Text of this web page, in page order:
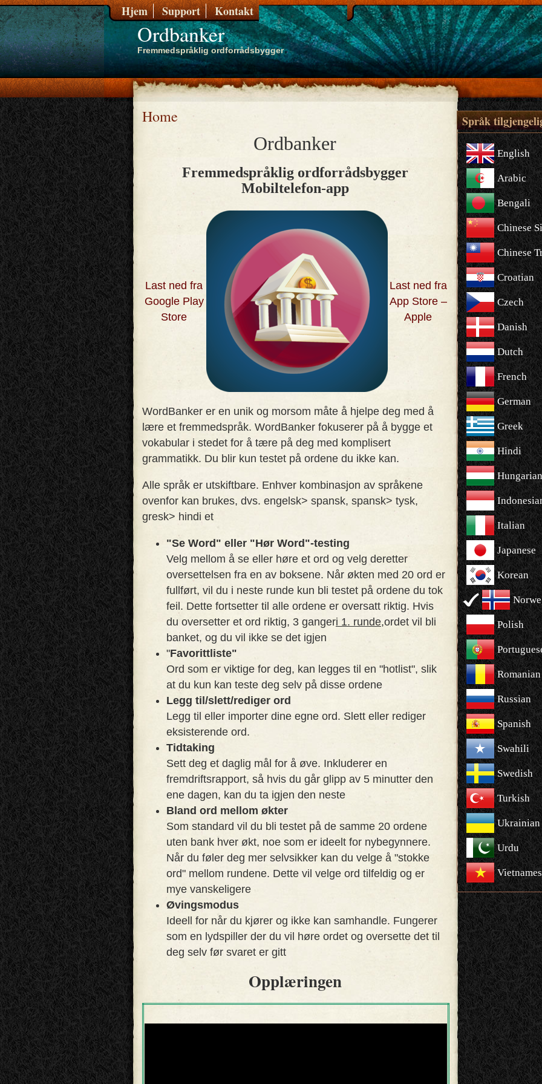
Ordbanker
Fremmedspråklig ordforrådsbygger
Hjem Support Kontakt
Home
Ordbanker
Fremmedspråklig ordforrådsbygger
Mobiltelefon-app
Last ned fra
Google Play
Store
Last ned fra
App Store –
Apple
WordBanker er en unik og morsom måte å hjelpe deg med å
lære et fremmedspråk. WordBanker fokuserer på å bygge et
vokabular i stedet for å tære på deg med komplisert
grammatikk. Du blir kun testet på ordene du ikke kan.
Alle språk er utskiftbare. Enhver kombinasjon av språkene
ovenfor kan brukes, dvs. engelsk> spansk, spansk> tysk,
gresk> hindi et
"Se Word" eller "Hør Word"-testing
Velg mellom å se eller høre et ord og velg deretter
oversettelsen fra en av boksene. Når økten med 20 ord er
fullført, vil du i neste runde kun bli testet på ordene du tok
feil. Dette fortsetter til alle ordene er oversatt riktig. Hvis
du oversetter et ord riktig, 3 gangeri 1. runde,ordet vil bli
banket, og du vil ikke se det igjen
"Favorittliste"
Ord som er viktige for deg, kan legges til en "hotlist", slik
at du kun kan teste deg selv på disse ordene
Legg til/slett/rediger ord
Legg til eller importer dine egne ord. Slett eller rediger
eksisterende ord.
Tidtaking
Sett deg et daglig mål for å øve. Inkluderer en
fremdriftsrapport, så hvis du går glipp av 5 minutter den
ene dagen, kan du ta igjen den neste
Bland ord mellom økter
Som standard vil du bli testet på de samme 20 ordene
uten bank hver økt, noe som er ideelt for nybegynnere.
Når du føler deg mer selvsikker kan du velge å "stokke
ord" mellom rundene. Dette vil velge ord tilfeldig og er
mye vanskeligere
Øvingsmodus
Ideell for når du kjører og ikke kan samhandle. Fungerer
som en lydspiller der du vil høre ordet og oversette det til
deg selv før svaret er gitt
Opplæringen
Språk
English
Arabic
Bengali
Chinese
Chinese
Croatian
Czech
Danish
Dutch
French
German
Greek
Hindi
Hungarian
Italian
Japanese
Korean
Polish
Romanian
Russian
Spanish
Swahili
Swedish
Turkish
Ukrainian
Urdu